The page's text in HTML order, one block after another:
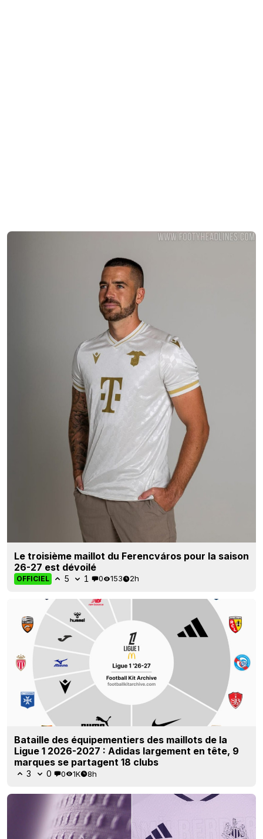
Le troisième maillot du Ferencváros pour la saison
26-27 est dévoilé
OFFICIEL 5 1 0 153 2h
Bataille des équipementiers des maillots de la
Ligue 1 2026-2027 : Adidas largement en tête, 9
marques se partagent 18 clubs
3 0 0 1K 8h